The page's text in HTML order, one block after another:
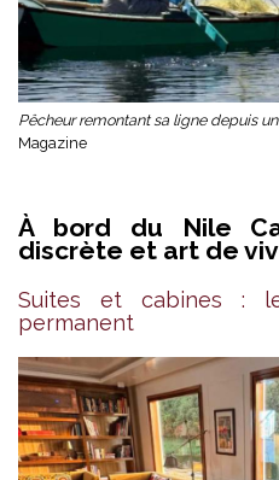
Pêcheur remontant sa ligne depuis
Magazine
À bord du Nile
discrète et art de
Suites et cabines :
permanent